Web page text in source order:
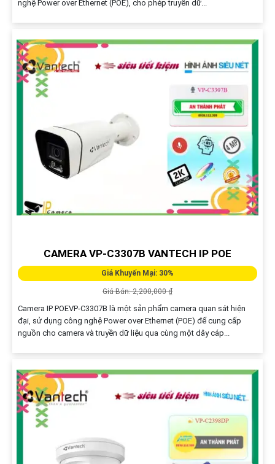
nghệ Power over Ethernet (POE), cho phép truyền dữ...
CAMERA VP-C3307B VANTECH IP POE
Giá Khuyến Mại: 30%
Giá Bán: 2,200,000 ₫
Camera IP POEVP-C3307B là một sản phẩm camera quan sát hiện
đại, sử dụng công nghệ Power over Ethernet (POE) để cung cấp
nguồn cho camera và truyền dữ liệu qua cùng một dây cáp...